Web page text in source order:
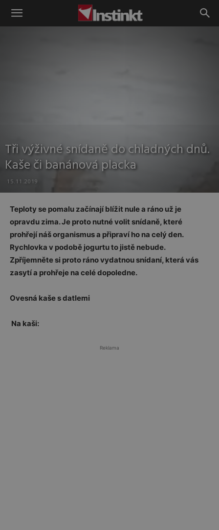
Instinkt
Tři výživné snídaně do chladných dnů.
Kaše či banánová placka
15.11.2019
Teploty se pomalu začínají blížit nule a ráno už je
opravdu zima. Je proto nutné volit snídaně, které
prohřejí náš organismus a připraví ho na celý den.
Rychlovka v podobě jogurtu to jistě nebude.
Zpříjemněte si proto ráno vydatnou snídaní, která vás
zasytí a prohřeje na celé dopoledne.
Ovesná kaše s datlemi
Na kaši:
Reklama